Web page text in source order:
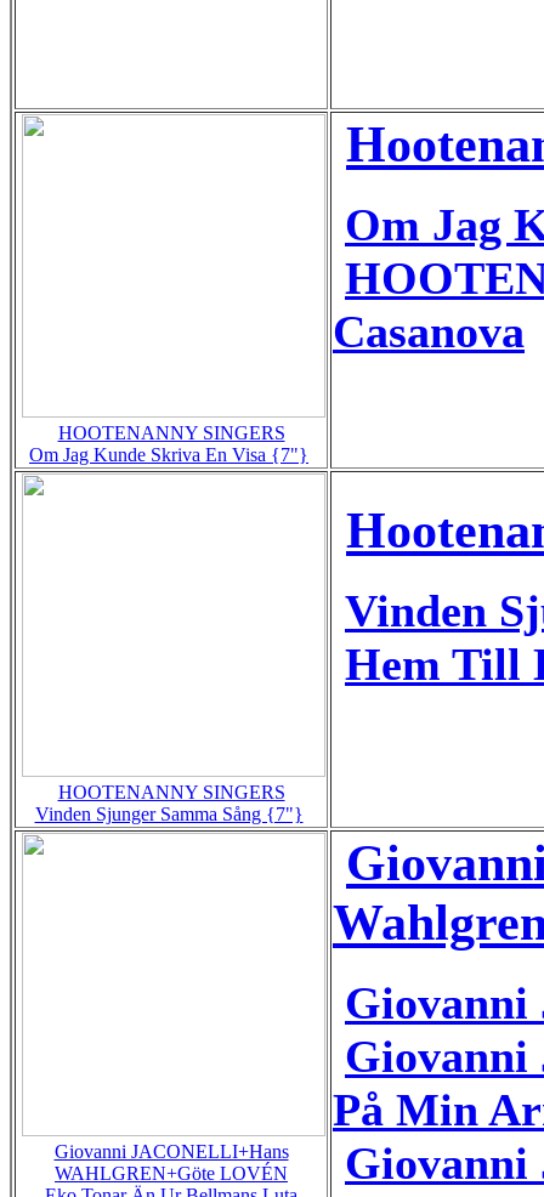
HOOTENANNY SINGERS
Om Jag Kunde Skriva En Visa {7"}
Om Jag
Casanova
HOOTENANNY SINGERS
Vinden Sjunger Samma Sång {7"}
Vinden
Hem Till
Giovanni JACONELLI+Hans
WAHLGREN+Göte LOVÉN
Giovanni
På Min